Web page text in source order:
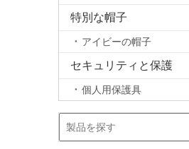
特別な帽子
アイビーの帽子
セキュリティと保護
個人用保護具